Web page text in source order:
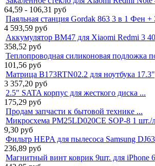
64,59 - 106,31 руб
Паяльная станция Gordak 863 3 в 1 Фен +
4 593,59 руб
Аккумулятор BM47 для Xiaomi Redmi 3
358,52 руб
Теплопроводная силиконовая подложка
101,56 руб
Матрица B173RTN02.2 для ноутбука
3 357,20 руб
2.5" SATA корпус для жесткого диска ...
175,29 руб
Продам запчасти к бытовой технике ...
Микросхема PM25LD020CE SOP-8 1 шт./
9,30 руб
Фильтр HEPA для пылесоса Samsung
236,89 руб
Магнитный винт коврик 9шт. для iPhone